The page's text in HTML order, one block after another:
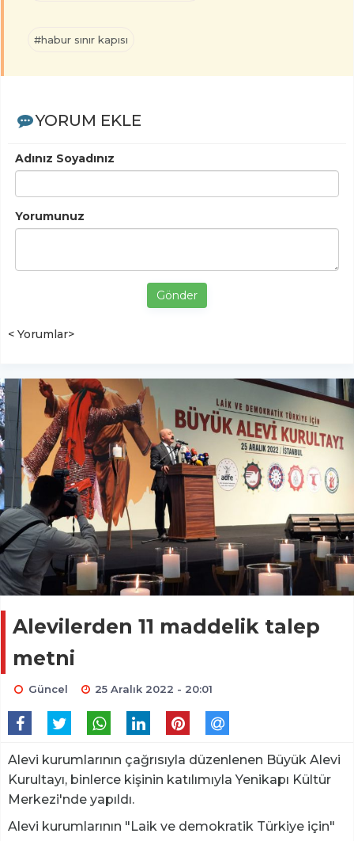
#habur sınır kapısı
YORUM EKLE
Adınız Soyadınız
Yorumunuz
Gönder
< Yorumlar>
Alevilerden 11 maddelik talep
metni
Güncel 25 Aralık 2022 - 20:01
Alevi kurumlarının çağrısıyla düzenlenen Büyük Alevi
Kurultayı, binlerce kişinin katılımıyla Yenikapı Kültür
Merkezi'nde yapıldı.
Alevi kurumlarının "Laik ve demokratik Türkiye için"